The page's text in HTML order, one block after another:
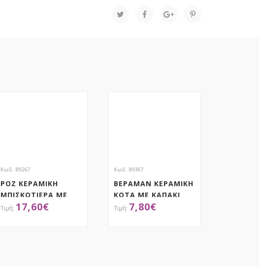
Κωδ. 89267
ΡΟΖ ΚΕΡΑΜΙΚΗ
ΜΠΙΣΚΟΤΙΕΡΑ ΜΕ
ΛΑΓΟ 14Χ14Χ23ΕΚ
17,60€
Κωδ. 89367
ΒΕΡΑΜΑΝ ΚΕΡΑΜΙΚΗ
KOTA ΜΕ ΚΑΠΑΚΙ
12Χ12Χ17ΕΚ
7,80€